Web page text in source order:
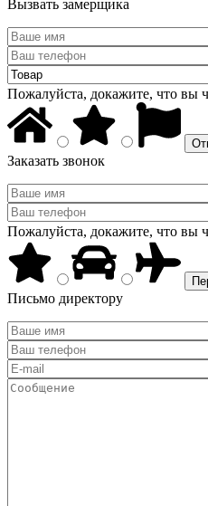
Вызвать замерщика
Пожалуйста, докажите, что вы
Заказать звонок
Пожалуйста, докажите, что вы
Письмо директору